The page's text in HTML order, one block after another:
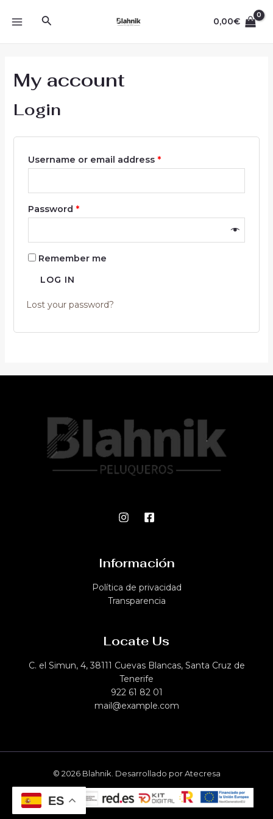
Buscar 0,00€
My account
Login
Username or email address *
Password *
Remember me
LOG IN
Lost your password?
Información
Política de privacidad​
Transparencia
Locate Us
C. el Simun, 4, 38111 Cuevas Blancas, Santa Cruz de
Tenerife
922 61 82 01
mail@example.com
© 2026 Blahnik. Desarrollado por Atecresa
ES